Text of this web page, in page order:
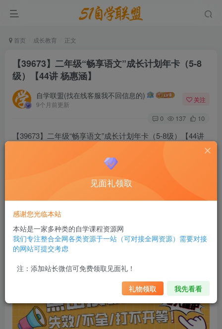
首页 成长教育 正文
【39673】二年级“畅享语文”成长计划年卡（5-8
级）【44讲 杨惠涵】
自学联盟(找在线客服我不回信息的)
9个月前更新
关注
0 137 10
【39673】二年级“畅享语文”成长计划年卡（5-8级）【44讲
朋友圈不定时发福利（开通会员免
费获取资源）
复制
见面礼领取
感谢您光临本站
本站是一家多种类的自学课程资源网
我们专注整合全网各类资源于一站（可对接全网资源）需要对接
的网站可提交考虑
注：添加站长微信可免费领取见面礼！
礼物领取 我先看看